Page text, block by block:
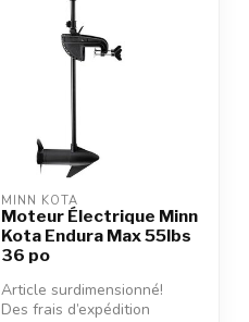
MINN KOTA
Moteur Électrique Minn
Kota Endura Max 55lbs
36 po
Article surdimensionné!
Des frais d’expédition